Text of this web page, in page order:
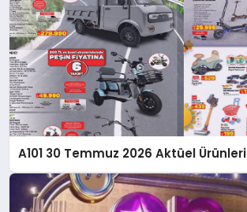
A101 30 Temmuz 2026 Aktüel Ürünleri